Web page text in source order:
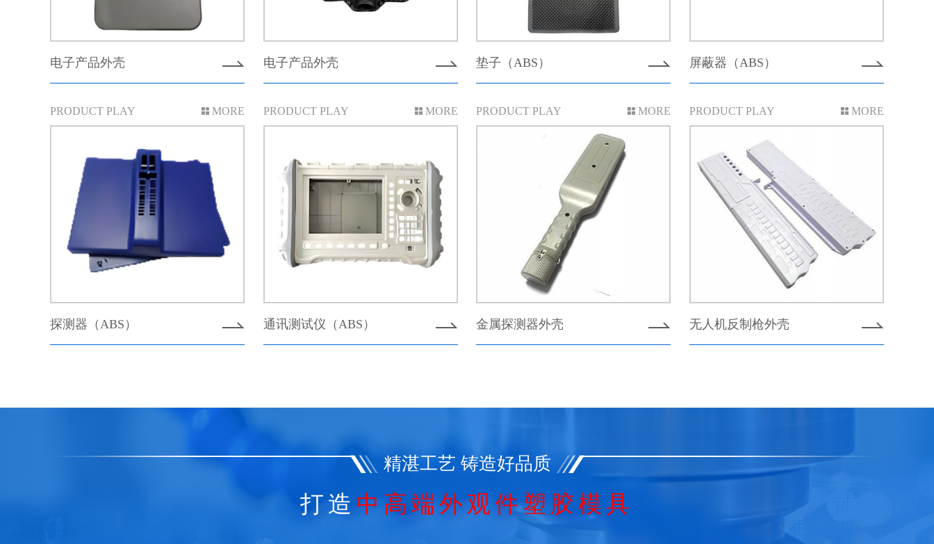
电子产品外壳 电子产品外壳 垫子（ABS） 屏蔽器（ABS）
PRODUCT PLAY MORE
探测器（ABS）
PRODUCT PLAY MORE
通讯测试仪（ABS）
PRODUCT PLAY MORE
金属探测器外壳
PRODUCT PLAY MORE
无人机反制枪外壳
精湛工艺 铸造好品质
打造 中高端外观件塑胶模具